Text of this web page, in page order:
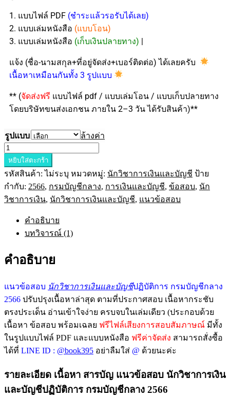
1. แบบไฟล์ PDF (ชำระแล้วรอรับได้เลย)
2. แบบเล่มหนังสือ (แบบโอน)
3. แบบเล่มหนังสือ (เก็บเงินปลายทาง) |
แจ้ง (ชื่อ-นามสกุล+ที่อยู่จัดส่ง+เบอร์ติดต่อ) ได้เลยครับ
เนื้อหาเหมือนกันทั้ง 3 รูปแบบ
** (จัดส่งฟรี แบบไฟล์ pdf / แบบเล่มโอน / แบบเก็บปลายทาง
โดยบริษัทขนส่งเอกชน ภายใน 2–3 วัน ได้รับสินค้า)**
รูปแบบ ล้างค่า
หยิบใส่ตะกร้า
รหัสสินค้า:ไม่ระบุ หมวดหมู่: นักวิชาการเงินและบัญชี ป้าย
กำกับ: 2566, กรมบัญชีกลาง, การเงินและบัญชี, ข้อสอบ, นัก
วิชาการเงิน, นักวิชาการเงินและบัญชี, แนวข้อสอบ
คำอธิบาย
บทวิจารณ์ (1)
คำอธิบาย
แนวข้อสอบ นักวิชาการเงินและบัญชีปฏิบัติการ กรมบัญชีกลาง
2566 ปรับปรุงเนื้อหาล่าสุด ตามที่ประกาศสอบ เนื้อหากระชับ
ตรงประเด็น อ่านเข้าใจง่าย ครบจบในเล่มเดียว (ประกอบด้วย
เนื้อหา ข้อสอบ พร้อมเฉลย ฟรีไฟล์เสียงการสอบสัมภาษณ์ มีทั้ง
ในรูปแบบไฟล์ PDF และแบบหนังสือ ฟรีค่าจัดส่ง สามารถสั่งซื้อ
ได้ที่ LINE ID : @book395 อย่าลืมใส่ @ ด้วยนะค่ะ
รายละเอียด เนื้อหา สารบัญ แนวข้อสอบ นักวิชาการเงิน
และบัญชีปฏิบัติการ กรมบัญชีกลาง 2566